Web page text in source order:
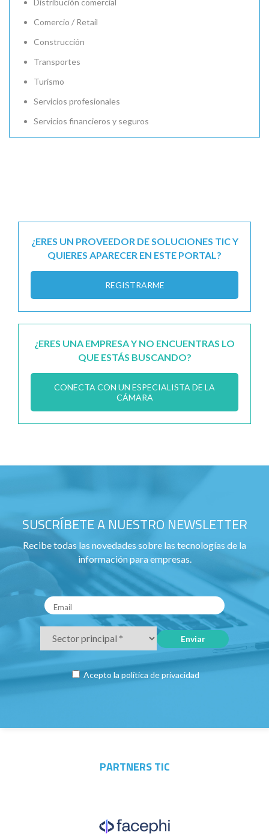
Comercio / Retail
Construcción
Transportes
Turismo
Servicios profesionales
Servicios financieros y seguros
¿ERES UN PROVEEDOR DE SOLUCIONES TIC Y
QUIERES APARECER EN ESTE PORTAL?
REGISTRARME
¿ERES UNA EMPRESA Y NO ENCUENTRAS LO
QUE ESTÁS BUSCANDO?
CONECTA CON UN ESPECIALISTA DE LA
CÁMARA
SUSCRÍBETE A NUESTRO NEWSLETTER
Recibe todas las novedades sobre las tecnologías de la
información para empresas.
Acepto la política de privacidad
PARTNERS TIC